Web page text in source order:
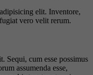
elit. Inventore,
vero velit rerum.
Sequi, cum esse possimus
assumenda esse,